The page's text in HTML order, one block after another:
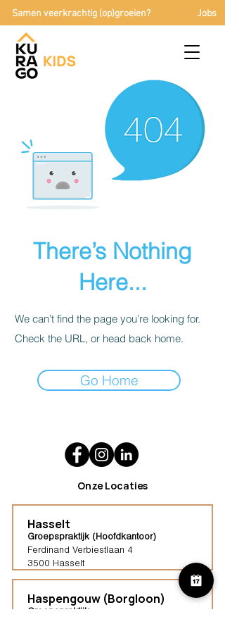
Samen veerkrachtig (op)groeien? Jobs
There’s Nothing
Here...
We can’t find the page you’re looking for.
Check the URL, or head back home.
Go Home
Onze Locaties
Hasselt
Groepspraktijk (Hoofdkantoor)
Ferdinand Verbiestlaan 4
3500 Hasselt
Haspengouw (Borgloon)